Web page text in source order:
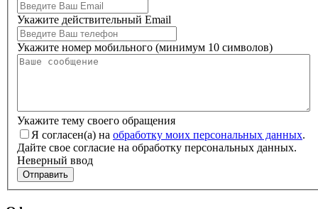
Укажите действительный Email
Укажите номер мобильного (минимум 10 символов)
Укажите тему своего обращения
Я согласен(а) на обработку моих персональных данных.
Дайте свое согласие на обработку персональных данных.
Неверный ввод
Отправить